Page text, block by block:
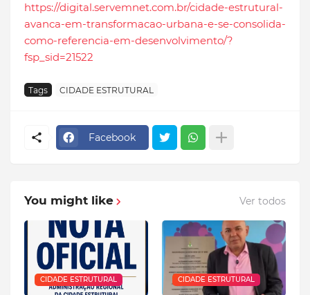
https://digital.servemnet.com.br/cidade-estrutural-
avanca-em-transformacao-urbana-e-se-consolida-
como-referencia-em-desenvolvimento/?
fsp_sid=21522
Tags CIDADE ESTRUTURAL
Facebook
You might like Ver todos
CIDADE ESTRUTURAL CIDADE ESTRUTURAL